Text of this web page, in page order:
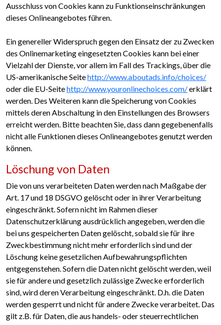
Ausschluss von Cookies kann zu Funktionseinschränkungen
dieses Onlineangebotes führen.
Ein genereller Widerspruch gegen den Einsatz der zu Zwecken
des Onlinemarketing eingesetzten Cookies kann bei einer
Vielzahl der Dienste, vor allem im Fall des Trackings, über die
US-amerikanische Seitehttp://www.aboutads.info/choices/
oder die EU-Seitehttp://www.youronlinechoices.com/erklärt
werden. Des Weiteren kann die Speicherung von Cookies
mittels deren Abschaltung in den Einstellungen des Browsers
erreicht werden. Bitte beachten Sie, dass dann gegebenenfalls
nicht alle Funktionen dieses Onlineangebotes genutzt werden
können.
Löschung von Daten
Die von uns verarbeiteten Daten werden nach Maßgabe der
Art. 17 und 18 DSGVO gelöscht oder in ihrer Verarbeitung
eingeschränkt. Sofern nicht im Rahmen dieser
Datenschutzerklärung ausdrücklich angegeben, werden die
bei uns gespeicherten Daten gelöscht, sobald sie für ihre
Zweckbestimmung nicht mehr erforderlich sind und der
Löschung keine gesetzlichen Aufbewahrungspflichten
entgegenstehen. Sofern die Daten nicht gelöscht werden, weil
sie für andere und gesetzlich zulässige Zwecke erforderlich
sind, wird deren Verarbeitung eingeschränkt. D.h. die Daten
werden gesperrt und nicht für andere Zwecke verarbeitet. Das
gilt z.B. für Daten, die aus handels- oder steuerrechtlichen